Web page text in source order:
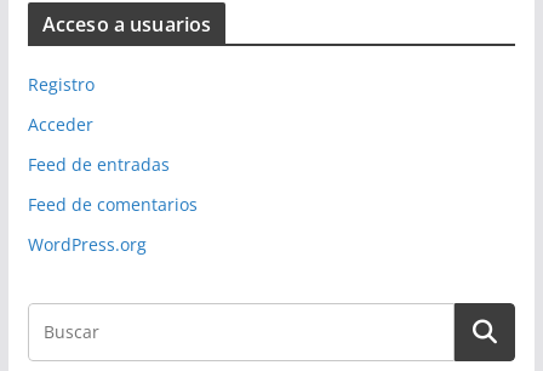
Acceso a usuarios
Registro
Acceder
Feed de entradas
Feed de comentarios
WordPress.org